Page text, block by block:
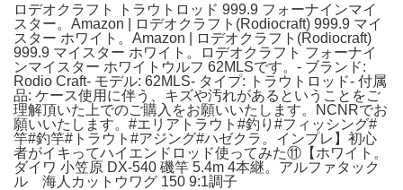
ロデオクラフト トラウトロッド 999.9 フォーナインマイ
スター。Amazon | ロデオクラフト(Rodiocraft) 999.9 マイ
スター ホワイト。Amazon | ロデオクラフト(Rodiocraft)
999.9 マイスター ホワイト。ロデオクラフト フォーナイ
ンマイスター ホワイトウルフ 62MLSです。- ブランド:
Rodio Craft- モデル: 62MLS- タイプ: トラウトロッド- 付属
品: ケース使用に伴う、キズや汚れがあるということをご
理解頂いた上でのご購入をお願いいたします。NCNRでお
願いいたします。#エリアトラウト#釣り#フィッシング#
竿#釣竿#トラウト#アジング#ハゼクラ。インプレ】初心
者がイキってハイエンドロッド使ってみた⑪【ホワイト。
ダイワ 小笠原 DX-540 磯竿 5.4m 4本継。アルファタック
ル 海人カットウワグ 150 9:1調子